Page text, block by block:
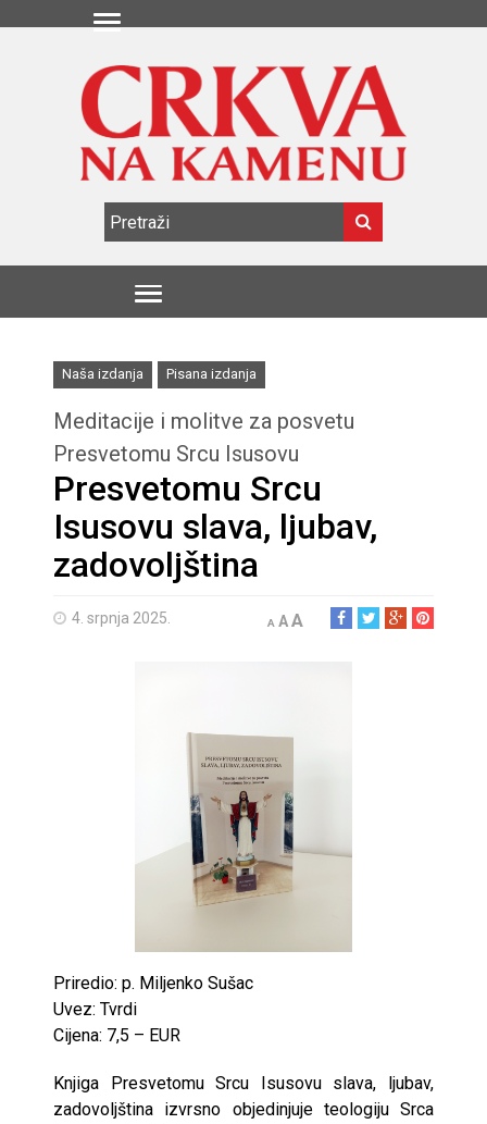
Naša izdanja Pisana izdanja
Meditacije i molitve za posvetu
Presvetomu Srcu Isusovu
Presvetomu Srcu
Isusovu slava, ljubav,
zadovoljština
4. srpnja 2025. A AA
Priredio: p. Miljenko Sušac
Uvez: Tvrdi
Cijena: 7,5 – EUR
Knjiga Presvetomu Srcu Isusovu slava, ljubav,
zadovoljština izvrsno objedinjuje teologiju Srca